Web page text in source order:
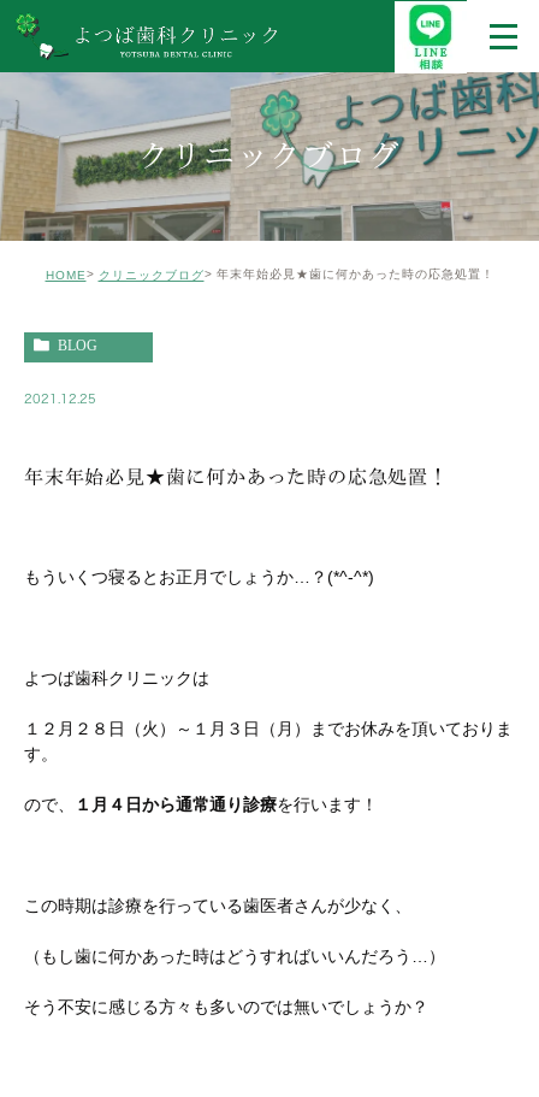
クリニックブログ
HOME クリニックブログ 年末年始必見★歯に何かあった時の応急処置！
BLOG
2021.12.25
年末年始必見★歯に何かあった時の応急処置！
もういくつ寝るとお正月でしょうか…？(*^-^*)
よつば歯科クリニックは
１２月２８日（火）～１月３日（月）までお休みを頂いておりま
す。
ので、 １月４日から通常通り診療を行います！
この時期は診療を行っている歯医者さんが少なく、
（もし歯に何かあった時はどうすればいいんだろう…）
そう不安に感じる方々も多いのでは無いでしょうか？